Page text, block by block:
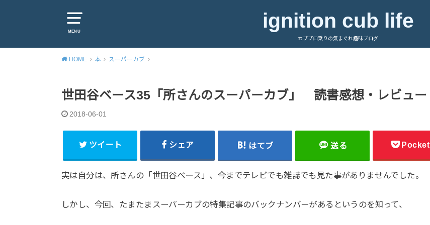
MENU ignition cub life
カブプロ乗りの気まぐれ趣味ブログ
HOME 本 スーパーカブ
世田谷ベース35「所さんのスーパーカブ」 読書感想・レビュー
2018-06-01
ツイート シェア はてブ 送る Pocket
実は自分は、所さんの「世田谷ベース」、今までテレビでも雑誌でも見た事がありませんでした。
しかし、今回、たまたまスーパーカブの特集記事のバックナンバーがあるというのを知って、